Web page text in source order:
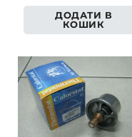
ДОДАТИ В
КОШИК